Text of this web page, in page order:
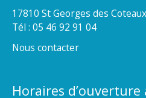
17810 St Georges des Coteaux
Tél : 05 46 92 91 04
Nous contacter
Horaires